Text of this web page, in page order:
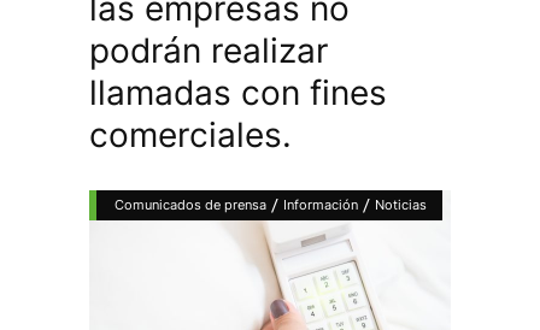
las empresas no
podrán realizar
llamadas con fines
comerciales.
Comunicados de prensa / Información / Noticias